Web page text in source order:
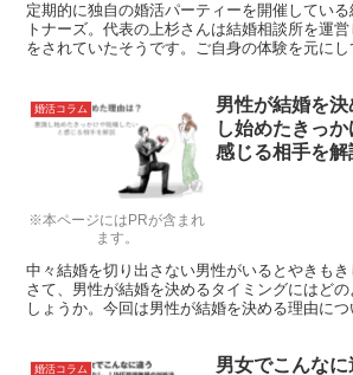
定期的に独自の婚活パーティーを開催してい
トナーズ。代表の上杉さんは結婚相談所を運
をされていたそうです。ご自身の体験を元に
※本ページにはPRが含まれ
ます。
婚活コラム
男性が結婚を
し始めたきっ
感じる相手を解
中々結婚を切り出さない男性がいるとやきもき
さて、男性が結婚を決めるタイミングにはど
しょうか。今回は男性が結婚を決める理由に
婚活コラム
男女でこんな